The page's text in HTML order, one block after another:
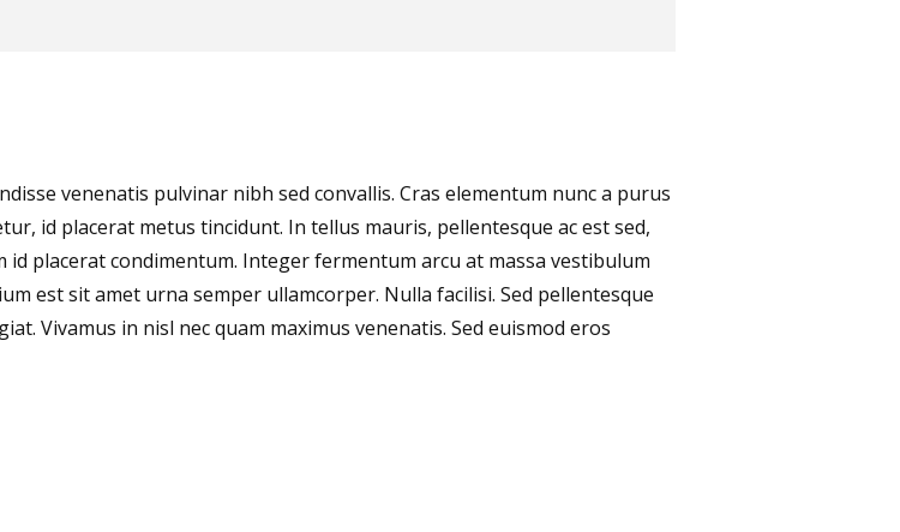
venenatis pulvinar nibh sed convallis. Cras elementum nunc a purus
id placerat metus tincidunt. In tellus mauris, pellentesque ac est sed,
placerat condimentum. Integer fermentum arcu at massa vestibulum
est sit amet urna semper ullamcorper. Nulla facilisi. Sed pellentesque
Vivamus in nisl nec quam maximus venenatis. Sed euismod eros